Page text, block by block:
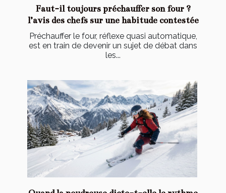
Faut-il toujours préchauffer son four ?
l’avis des chefs sur une habitude contestée
Préchauffer le four, réflexe quasi automatique,
est en train de devenir un sujet de débat dans
les...